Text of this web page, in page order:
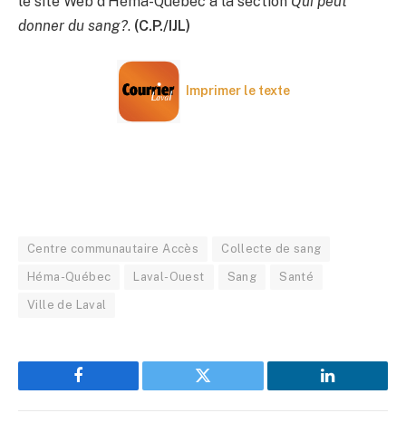
donner du sang?. (C.P./IJL)
Imprimer le texte
Centre communautaire Accès Collecte de sang
Héma-Québec Laval-Ouest Sang Santé
Ville de Laval
Facebook Twitter LinkedIn